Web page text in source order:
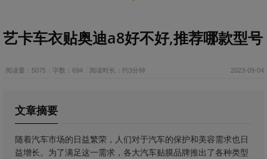
艺卡车衣贴奥迪a8好不好,推荐哪款型号
阅读量：5075 字数：694 阅读时长：约3分钟 2023-09-04
文章摘要
随着汽车市场的日益繁荣，人们对于汽车的保护和美容需求也日
益增长。为了满足这一需求，各大汽车贴膜品牌推出了各种类型